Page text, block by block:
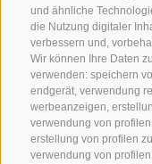
und ähnliche
die Nutzung digitaler
verbessern und,
Wir können Ihre Daten
verwenden: speichern
endgerät, verwendung
werbeanzeigen,
verwendung von
erstellung von profilen
verwendung von